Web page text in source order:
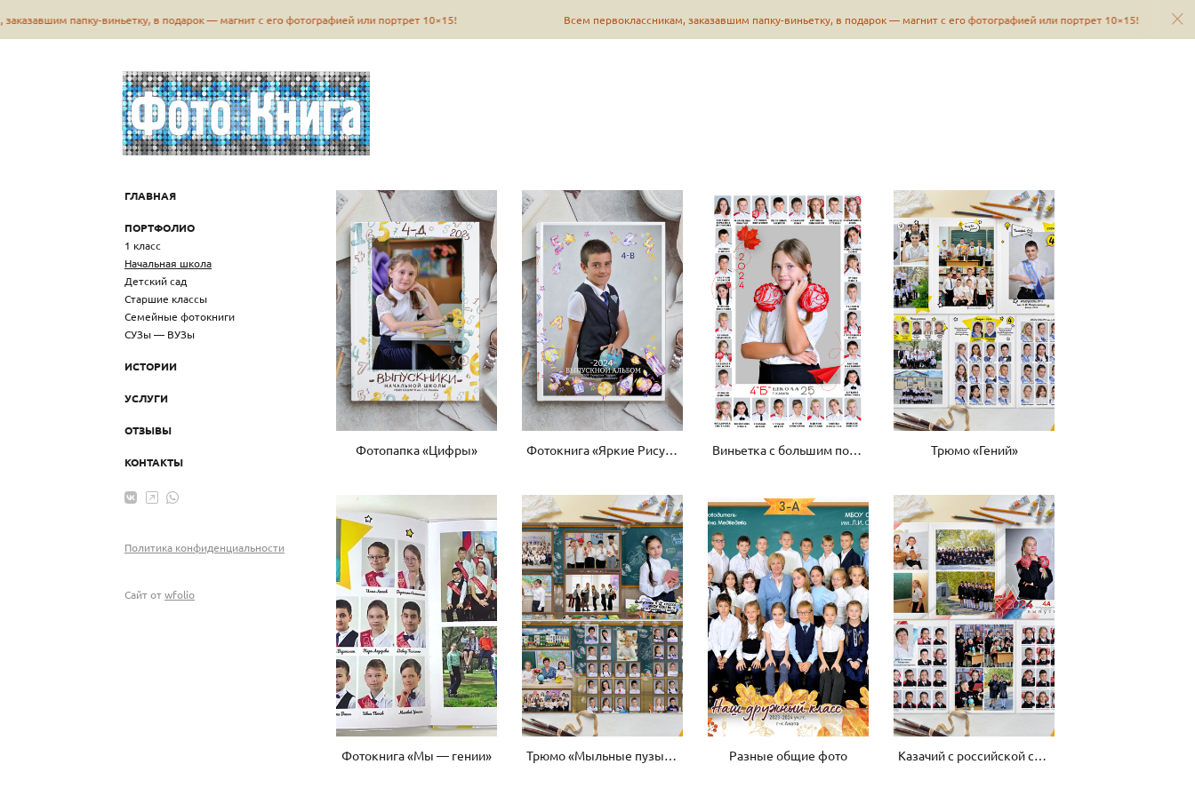
ГЛАВНАЯ
ПОРТФОЛИО
1 класс
Начальная школа
Детский сад
Старшие классы
Семейные фотокниги
СУЗы — ВУЗы
ИСТОРИИ
УСЛУГИ
ОТЗЫВЫ
КОНТАКТЫ
Политика конфиденциальности
Сайт отwfolio
Фотопапка «Цифры» Фотокнига «Яркие Рисунки» Виньетка с большим портретом Трюмо «Гений»
Фотокнига «Мы — гении» Трюмо «Мыльные пузыри» Разные общие фото Казачий с российской символикой
папку-виньетку, в подарок — магнит с его фотографией или портрет 10×15! Всем первоклассникам, заказавшим папку-виньетку, в подарок — магнит с его фотографией или портрет 10×15!